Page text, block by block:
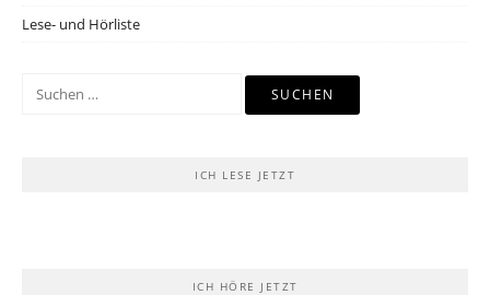
Lese- und Hörliste
Suchen
ICH LESE JETZT
ICH HÖRE JETZT